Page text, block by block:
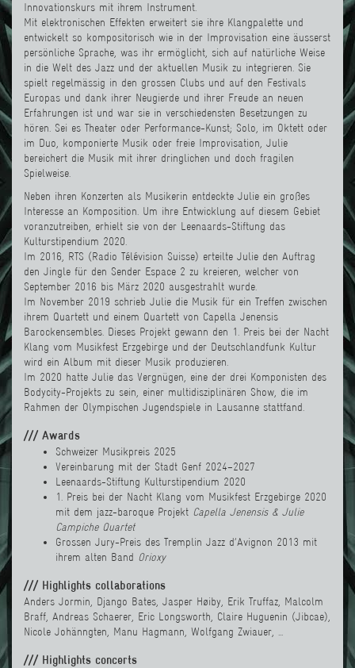
Innovationskurs mit ihrem Instrument.
Mit elektronischen Effekten erweitert sie ihre Klangpalette und
entwickelt so kompositorisch wie in der Improvisation eine äusserst
persönliche Sprache, was ihr ermöglicht, sich auf natürliche Weise
in die Welt des Jazz und der aktuellen Musik zu integrieren. Sie
spielt regelmässig in den grossen Clubs und auf den Festivals
Europas und dank ihrer Neugierde und ihrer Freude an neuen
Erfahrungen ist und war sie in verschiedensten Besetzungen zu
hören. Sei es Theater oder Performance-Kunst; Solo, im Oktett oder
im Duo, komponierte Musik oder freie Improvisation, Julie
bereichert die Musik mit ihrer dringlichen und doch fragilen
Spielweise.
Neben ihren Konzerten als Musikerin entdeckte Julie ein großes
Interesse an Komposition. Um ihre Entwicklung auf diesem Gebiet
voranzutreiben, erhielt sie von der Leenaards-Stiftung das
Kulturstipendium 2020
Im 2016, RTS (Radio Télévision Suisse) erteilte Julie den Auftrag
den Jingle für den Sender Espace 2 zu kreieren, welcher von
September 2016 bis März 2020 ausgestrahlt wurde.
Im November 2019 schrieb Julie die Musik für ein Treffen zwischen
ihrem Quartett und einem Quartett von Capella Jenensis
Barockensembles. Dieses Projekt gewann den 1. Preis bei der Nacht
Klang vom Musikfest Erzgebirge und der Deutschlandfunk Kultur
wird ein Album mit dieser Musik produzieren.
Im 2020 hatte Julie das Vergnügen, eine der drei Komponisten des
Bodycity-Projekts zu sein, einer multidisziplinären Show, die im
Rahmen der Olympischen Jugendspiele in Lausanne stattfand.
/// Awards
Schweizer Musikpreis 2025
Vereinbarung mit der Stadt Genf 2024–2027
Leenaards-Stiftung Kulturstipendium 2020
1. Preis bei der Nacht Klang vom Musikfest Erzgebirge 2020
mit dem jazz-baroque Projekt Capella Jenensis & Julie
Campiche Quartet
Grossen Jury-Preis des Tremplin Jazz d’Avignon 2013 mit
ihrem alten Band Orioxy
/// Highlights collaborations
Anders Jormin, Django Bates, Jasper Høiby Erik Truffaz Malcolm
Braff Andreas Schaerer Eric Longsworth Claire Huguenin (Jibcae)
Nicole Johänngten
Manu Hagmann , Wolfgang Zwiauer, ...
/// Highlights concerts